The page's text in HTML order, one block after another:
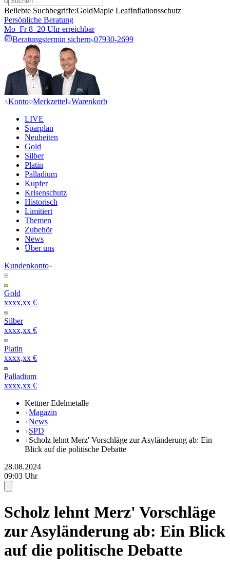
Beliebte Suchbegriffe:GoldMaple LeafInflationsschutz
Persönliche Beratung
Mo–Fr 8–20 Uhr erreichbar
Beratungstermin sichern 07930-2699
Konto Merkzettel Warenkorb
LIVE
Sparplan
Neuheiten
Gold
Silber
Platin
Palladium
Kupfer
Krisenschutz
Historisch
Limitiert
Themen
Zubehör
News
Über uns
Kundenkonto
Gold
xxxx,xx €
Silber
xxxx,xx €
Platin
xxxx,xx €
Palladium
xxxx,xx €
Kettner Edelmetalle
Magazin
News
SPD
Scholz lehnt Merz' Vorschläge zur Asyländerung ab: Ein
Blick auf die politische Debatte
28.08.2024
09:03 Uhr
Scholz lehnt Merz' Vorschläge
zur Asyländerung ab: Ein Blick
auf die politische Debatte